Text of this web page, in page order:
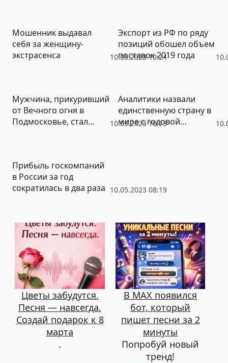
10.05.2023 10:24
Мошенник выдавал
себя за женщину-
экстрасенса
Экспорт из РФ по ряду
позиций обошел объем
поставок 2019 года
10.05.2023 10:13
Мужчина, прикуривший
от Вечного огня в
Подмосковье, стал
Аналитики назвали
единственную страну в
мире с годовой
10.05.2023 08:19
Прибыль госкомпаний
в России за год
сократилась в два раза
Цветы забудутся.
Песня — навсегда.
Создай подарок к 8
марта
.
В MAX появился
бот, который
пишет песни за 2
минуты
Попробуй новый
тренд!